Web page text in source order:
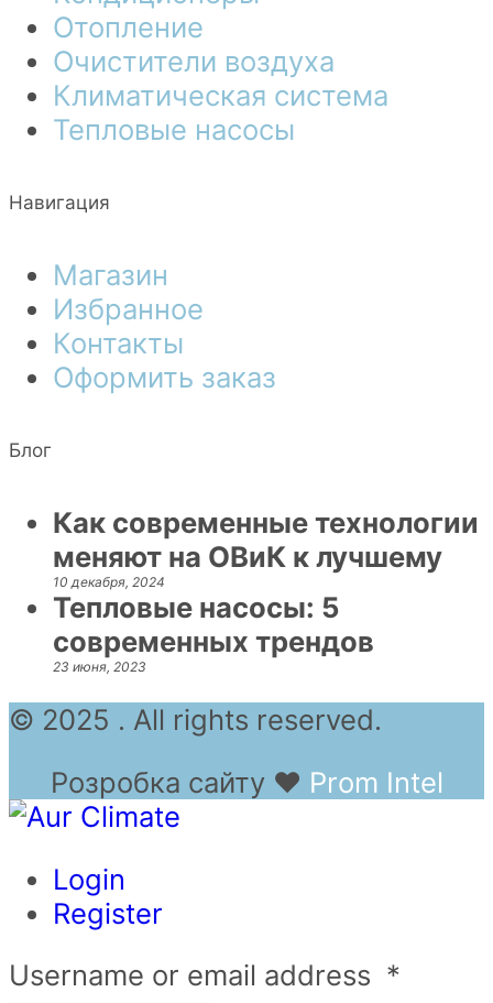
Отопление
Очистители воздуха
Климатическая система
Тепловые насосы
Навигация
Магазин
Избранное
Контакты
Оформить заказ
Блог
Как современные технологии
меняют на ОВиК к лучшему
10 декабря, 2024
Тепловые насосы: 5
современных трендов
23 июня, 2023
© 2025 . All rights reserved.
Розробка сайту ❤ Prom Intel
Login
Register
Username or email address *